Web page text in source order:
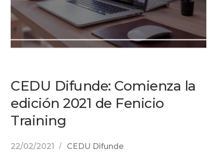
CEDU Difunde: Comienza la
edición 2021 de Fenicio
Training
22/02/2021 CEDU Difunde